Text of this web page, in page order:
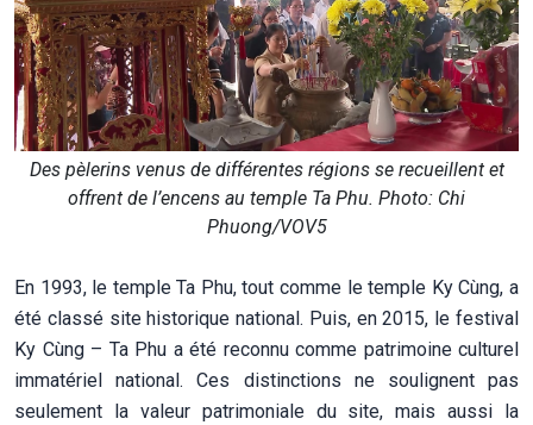
Des pèlerins venus de différentes régions se recueillent et
offrent de l’encens au temple Ta Phu. Photo: Chi
Phuong/VOV5
En 1993, le temple Ta Phu, tout comme le temple Ky Cùng, a
été classé site historique national. Puis, en 2015, le festival
Ky Cùng – Ta Phu a été reconnu comme patrimoine culturel
immatériel national. Ces distinctions ne soulignent pas
seulement la valeur patrimoniale du site, mais aussi la